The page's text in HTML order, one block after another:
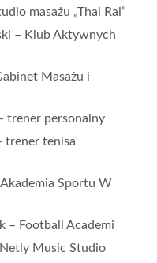
masażu „Thai Rai”
– Klub Aktywnych
Masażu i
trener personalny
trener tenisa
Sportu W
– Football Academi
Music Studio